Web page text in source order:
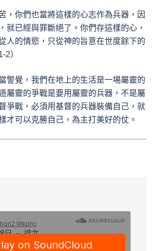
，你們也當將這樣的心志作為兵器，因
就已經與罪斷絕了。你們存這樣的心，
人的情慾，只從神的旨意在世度餘下的
2）
警覺，我們在地上的生活是一場屬靈的
屬靈的爭戰是要用屬靈的兵器，不是屬
爭戰，必須用基督的兵器裝備自己，就
才可以克勝自己，為主打美好的仗。